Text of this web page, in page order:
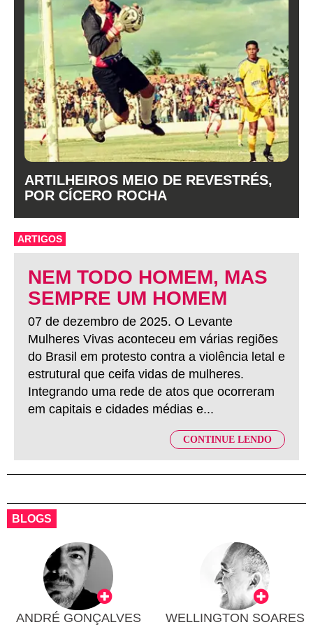
ARTILHEIROS MEIO DE REVESTRÉS,
POR CÍCERO ROCHA
ARTIGOS
NEM TODO HOMEM, MAS
SEMPRE UM HOMEM
07 de dezembro de 2025. O Levante
Mulheres Vivas aconteceu em várias regiões
do Brasil em protesto contra a violência letal e
estrutural que ceifa vidas de mulheres.
Integrando uma rede de atos que ocorreram
em capitais e cidades médias e...
CONTINUE LENDO
BLOGS
ANDRÉ GONÇALVES WELLINGTON SOARES